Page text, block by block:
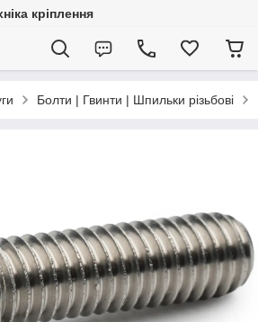
кріплення
Болти | Гвинти | Шпильки різьбові